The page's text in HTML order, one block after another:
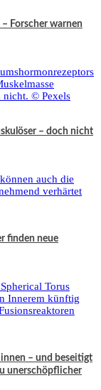
Forscher warnen
– doch nicht
finden neue
– und beseitigt
unerschöpflicher